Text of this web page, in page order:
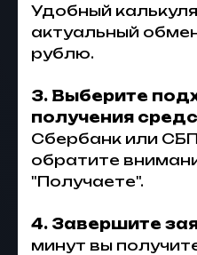
Удобный
актуальный
рублю.
3. Выберите
получения
Сбербанк или
обратите
"Получаете".
4. Завершите
минут вы